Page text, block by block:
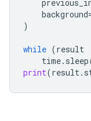
background
)
while (result
time. sleep
print(result.